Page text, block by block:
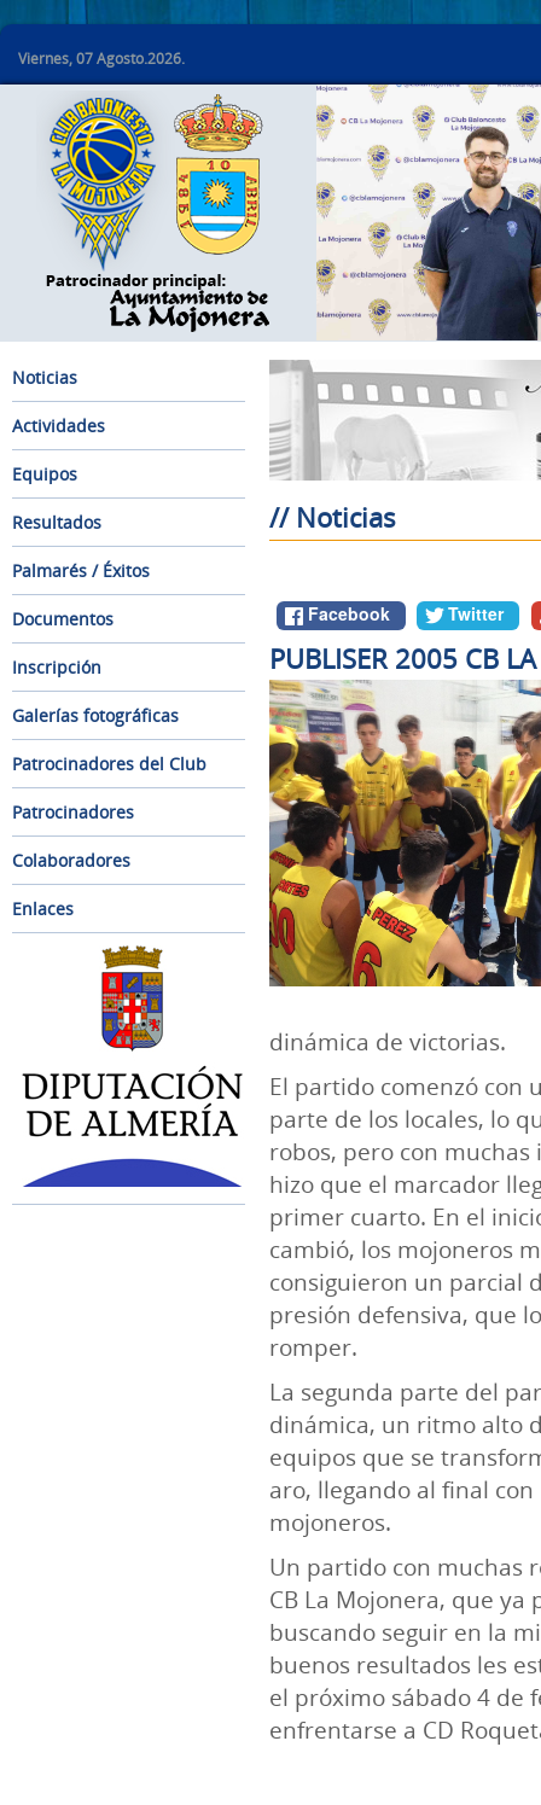
Viernes, 07 Agosto.2026.
Noticias
Actividades
Equipos
Resultados
Palmarés / Éxitos
Documentos
Inscripción
Galerías fotográficas
Patrocinadores del Club
Patrocinadores
Colaboradores
Enlaces
// Noticias
Facebook Twitter
PUBLISER 2005 CB
dinámica de victorias.
El partido comenzó con
parte de los locales, lo
robos, pero con
hizo que el marcador
primer cuarto. En el
cambió, los mojoneros
consiguieron un parcial
presión defensiva, que
romper.
La segunda parte del
dinámica, un ritmo alto
equipos que se
aro, llegando al final
mojoneros.
Un partido con muchas
CB La Mojonera, que
buscando seguir en la
buenos resultados les
el próximo sábado 4 de
enfrentarse a CD